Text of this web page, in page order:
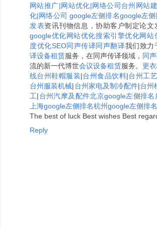
网站推广|网站优化|网络公司 台州网站
化|网络公司 google左侧排名google左侧
发表资讯刊物信息，协助客户制定论文
google优化网站优化搜索引擎优化网站
度优化SEO同声传译同声翻译我们致力
译设备租赁服务，在同声传译领域， 同
流的新一代博世会议设备租赁服务。 更
线台州鞋帽服装|台州食品饮料|台州工
台州服装机械|台州家电及制冷配件|台州
工|台州汽摩及配件北京google左侧排名
上海google左侧排名杭州google左侧排名
The best of luck Best wishes Best
Reply